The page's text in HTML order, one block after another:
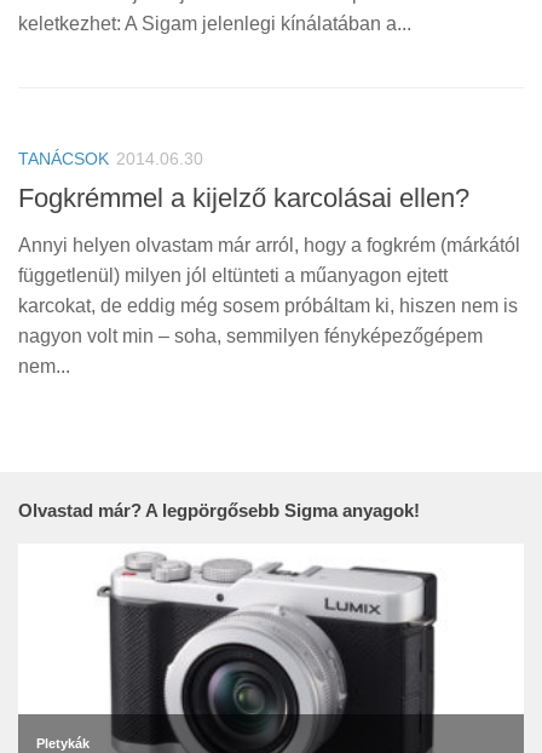
keletkezhet: A Sigam jelenlegi kínálatában a...
TANÁCSOK 2014.06.30
Fogkrémmel a kijelző karcolásai ellen?
Annyi helyen olvastam már arról, hogy a fogkrém (márkától
függetlenül) milyen jól eltünteti a műanyagon ejtett
karcokat, de eddig még sosem próbáltam ki, hiszen nem is
nagyon volt min – soha, semmilyen fényképezőgépem
nem...
Olvastad már? A legpörgősebb Sigma anyagok!